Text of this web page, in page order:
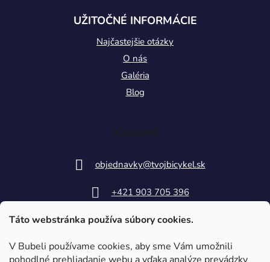
Táto webstránka používa súbory cookies.
V Bubeli používame cookies, aby sme Vám umožnili
UŽITOČNÉ INFORMÁCIE
Najčastejšie otázky
O nás
Galéria
Blog
Kontakt
objednavky@tvojbicykel.sk
+421 903 705 396